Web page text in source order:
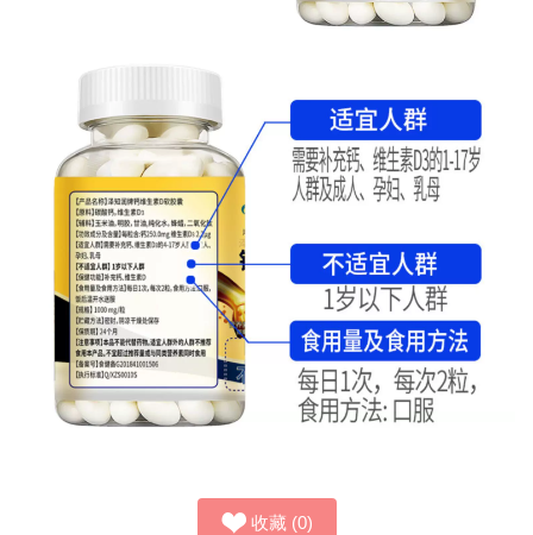
收藏 (0)